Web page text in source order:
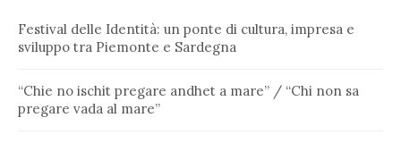
Festival delle Identità: un ponte di cultura, impresa e
sviluppo tra Piemonte e Sardegna
“Chie no ischit pregare andhet a mare” / “Chi non sa
pregare vada al mare”